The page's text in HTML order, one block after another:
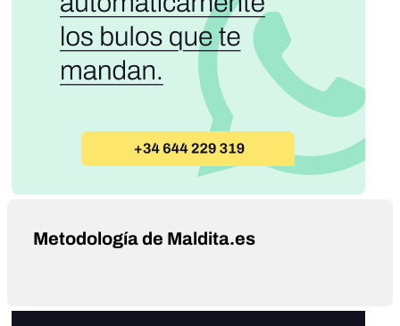
Metodología de Maldita.es